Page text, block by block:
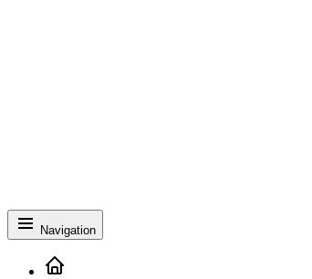
Navigation